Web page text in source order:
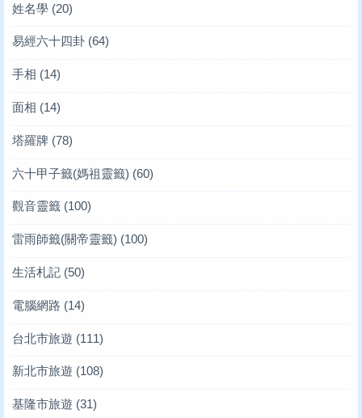
姓名學 (20)
易經六十四卦 (64)
手相 (14)
面相 (14)
塔羅牌 (78)
六十甲子籤(媽祖靈籤) (60)
觀音靈籤 (100)
雷雨師籤(關帝靈籤) (100)
生活札記 (50)
電腦網路 (14)
台北市旅遊 (111)
新北市旅遊 (108)
基隆市旅遊 (31)